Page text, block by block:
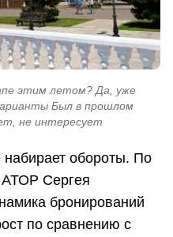
этим летом? Да, уже
Был в прошлом
не интересует
обороты. По
АТОР Сергея
бронирований
по сравнению с